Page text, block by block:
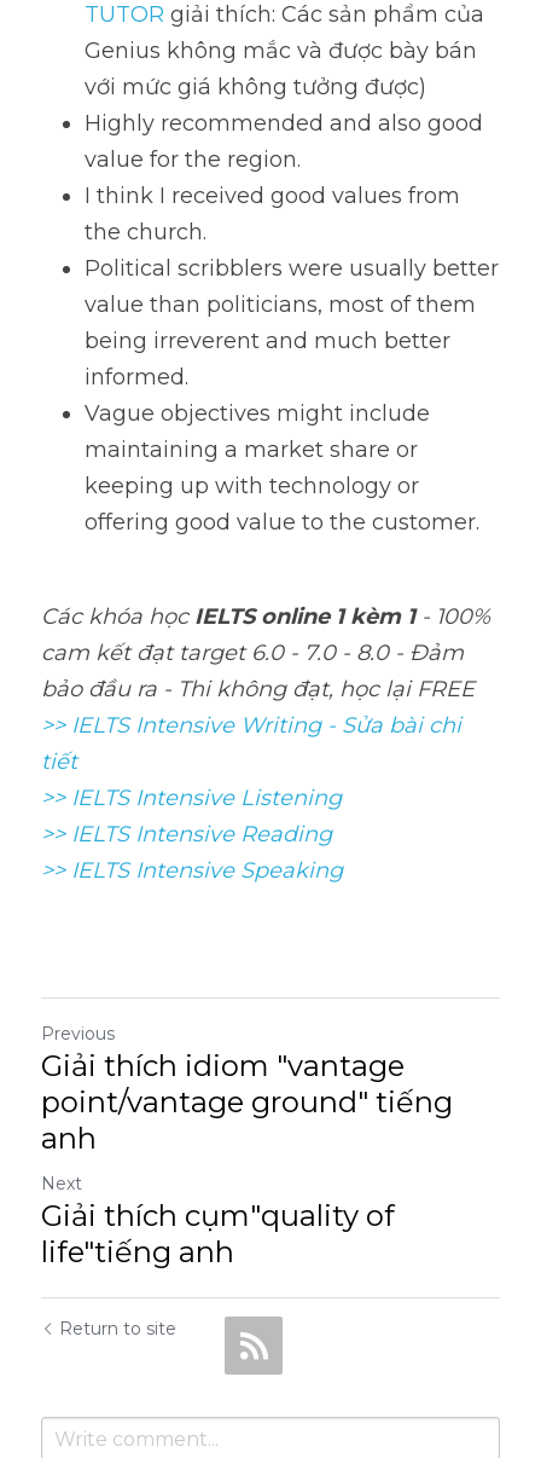
TUTOR giải thích: Các sản phẩm của
Genius không mắc và được bày bán
với mức giá không tưởng được)
Highly recommended and also good
value for the region.
I think I received good values from
the church.
Political scribblers were usually better
value than politicians, most of them
being irreverent and much better
informed.
Vague objectives might include
maintaining a market share or
keeping up with technology or
offering good value to the customer.
Các khóa học IELTS online 1 kèm 1 - 100%
cam kết đạt target 6.0 - 7.0 - 8.0 - Đảm
bảo đầu ra - Thi không đạt, học lại FREE
>> IELTS Intensive Writing - Sửa bài chi
tiết
>> IELTS Intensive Listening
>> IELTS Intensive Reading
>> IELTS Intensive Speaking
Previous
Giải thích idiom "vantage
point/vantage ground" tiếng
anh
Next
Giải thích cụm"quality of
life"tiếng anh
Return to site